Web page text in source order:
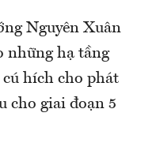
Nguyên Xuân
những hạ tầng
hích cho phát
cho giai đoạn 5